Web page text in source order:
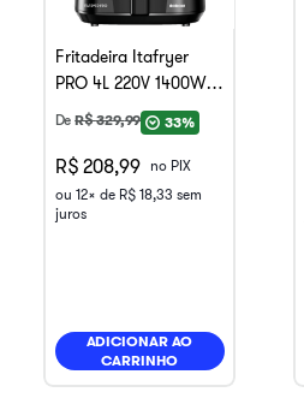
Fritadeira Itafryer
PRO 4L 220V 1400W
Itatiaia
DeR$329,99 33%
R$ 208,99
no PIX
ou 12x de R$ 18,33 sem
juros
ADICIONAR AO
CARRINHO